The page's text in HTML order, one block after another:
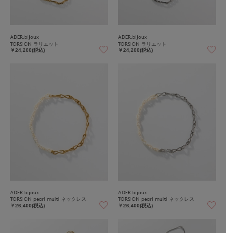
ADER.bijoux
TORSION ラリエット
￥24,200(税込)
ADER.bijoux
TORSION ラリエット
￥24,200(税込)
ADER.bijoux
TORSION pearl multi ネックレス
￥26,400(税込)
ADER.bijoux
TORSION pearl multi ネックレス
￥26,400(税込)